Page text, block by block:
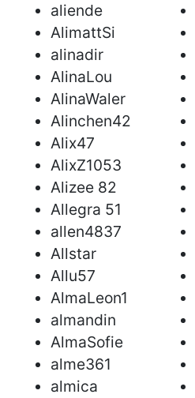
aliende
AlimattSi
alinadir
AlinaLou
AlinaWaler
Alinchen42
Alix47
AlixZ1053
Alizee 82
Allegra 51
allen4837
Allstar
Allu57
AlmaLeon1
almandin
AlmaSofie
alme361
almica